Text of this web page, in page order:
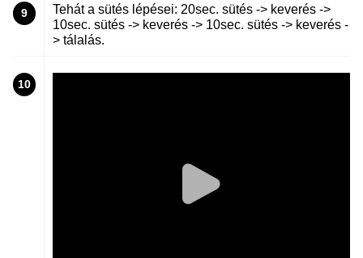
9
Tehát a sütés lépései: 20sec. sütés -> keverés ->
10sec. sütés -> keverés -> 10sec. sütés -> keverés -
> tálalás.
10